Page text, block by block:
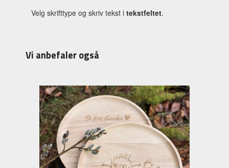
Velg skrifttype og skriv tekst itekstfeltet.
Vi anbefaler også